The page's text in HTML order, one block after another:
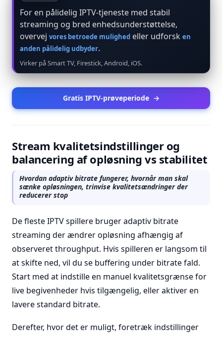
For en pålidelig IPTV-tjeneste med stabil
streaming og bred enhedsunderstøttelse,
overvej vores betroede mulighed eller udforsk en
anden pålidelig udbyder.
Virker på Smart TV, Firestick, Android, iOS.
Gratis IPTV-prøveperiode →
Stream kvalitetsindstillinger og
balancering af opløsning vs stabilitet
Hvordan adaptiv bitrate fungerer, hvornår man skal
sænke opløsningen, trinvise kvalitetsændringer der
reducerer stop
De fleste IPTV spillere bruger adaptiv bitrate
streaming der ændrer opløsning afhængig af
observeret throughput. Hvis spilleren er langsom til
at skifte ned, vil du se buffering under bitrate fald.
Start med at indstille en manuel kvalitetsgrænse for
live begivenheder hvis tilgængelig, eller aktiver en
lavere standard bitrate.
Derefter, hvor det er muligt, foretræk indstillinger